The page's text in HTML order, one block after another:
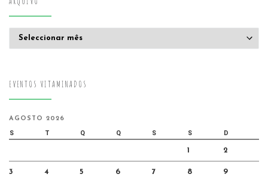
EVENTOS VITAMINADOS
AGOSTO 2026
S T Q Q S S D
1 2
3 4 5 6 7 8 9